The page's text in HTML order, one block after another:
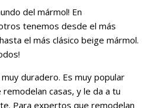
del mármol! En
tenemos desde el más
el más clásico beige mármol.
duradero. Es muy popular
casas, y le da a tu
Para expertos que remodelan